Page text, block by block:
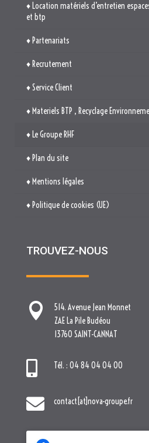
♦ Location matériels d’entretien
et btp
♦ Partenariats
♦ Recrutement
♦ Service Client
♦ Materiels BTP , Recyclage
♦ Le Groupe RHF
♦ Plan du site
♦ Mentions légales
♦ Politique de cookies (UE)
TROUVEZ-NOUS

514. Avenue Jean Monnet
ZAE La Pile Budéou
13760 SAINT-CANNAT
 Tél. : 04 84 04 04 00
 contact[at]nova-groupe.fr